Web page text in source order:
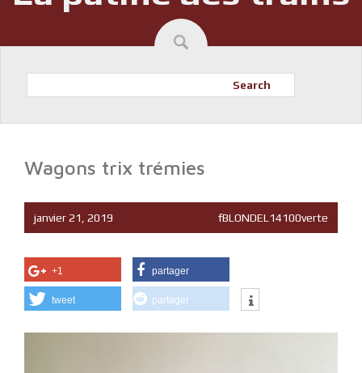
Search
Wagons trix trémies
janvier 21, 2019 fBLONDEL14100verte
+1 partager
tweet partager